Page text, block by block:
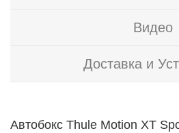
Видео
Доставка и
Автобокс Thule Motion XT